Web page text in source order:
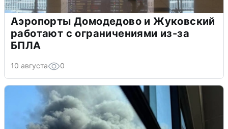
Аэропорты Домодедово и Жуковский
работают с ограничениями из-за
БПЛА
10 августа 0